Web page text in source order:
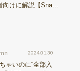
向けに解説【Snap
2024.01.30
ゃいのに“全部入